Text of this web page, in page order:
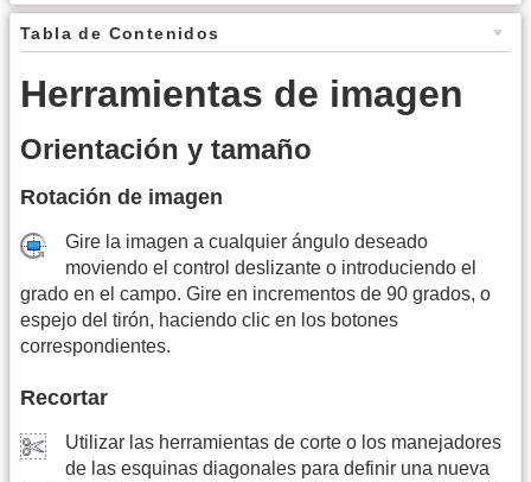
Tabla de Contenidos
Herramientas de imagen
Orientación y tamaño
Rotación de imagen
Gire la imagen a cualquier ángulo deseado
moviendo el control deslizante o introduciendo el
grado en el campo. Gire en incrementos de 90 grados, o
espejo del tirón, haciendo clic en los botones
correspondientes.
Recortar
Utilizar las herramientas de corte o los manejadores
de las esquinas diagonales para definir una nueva